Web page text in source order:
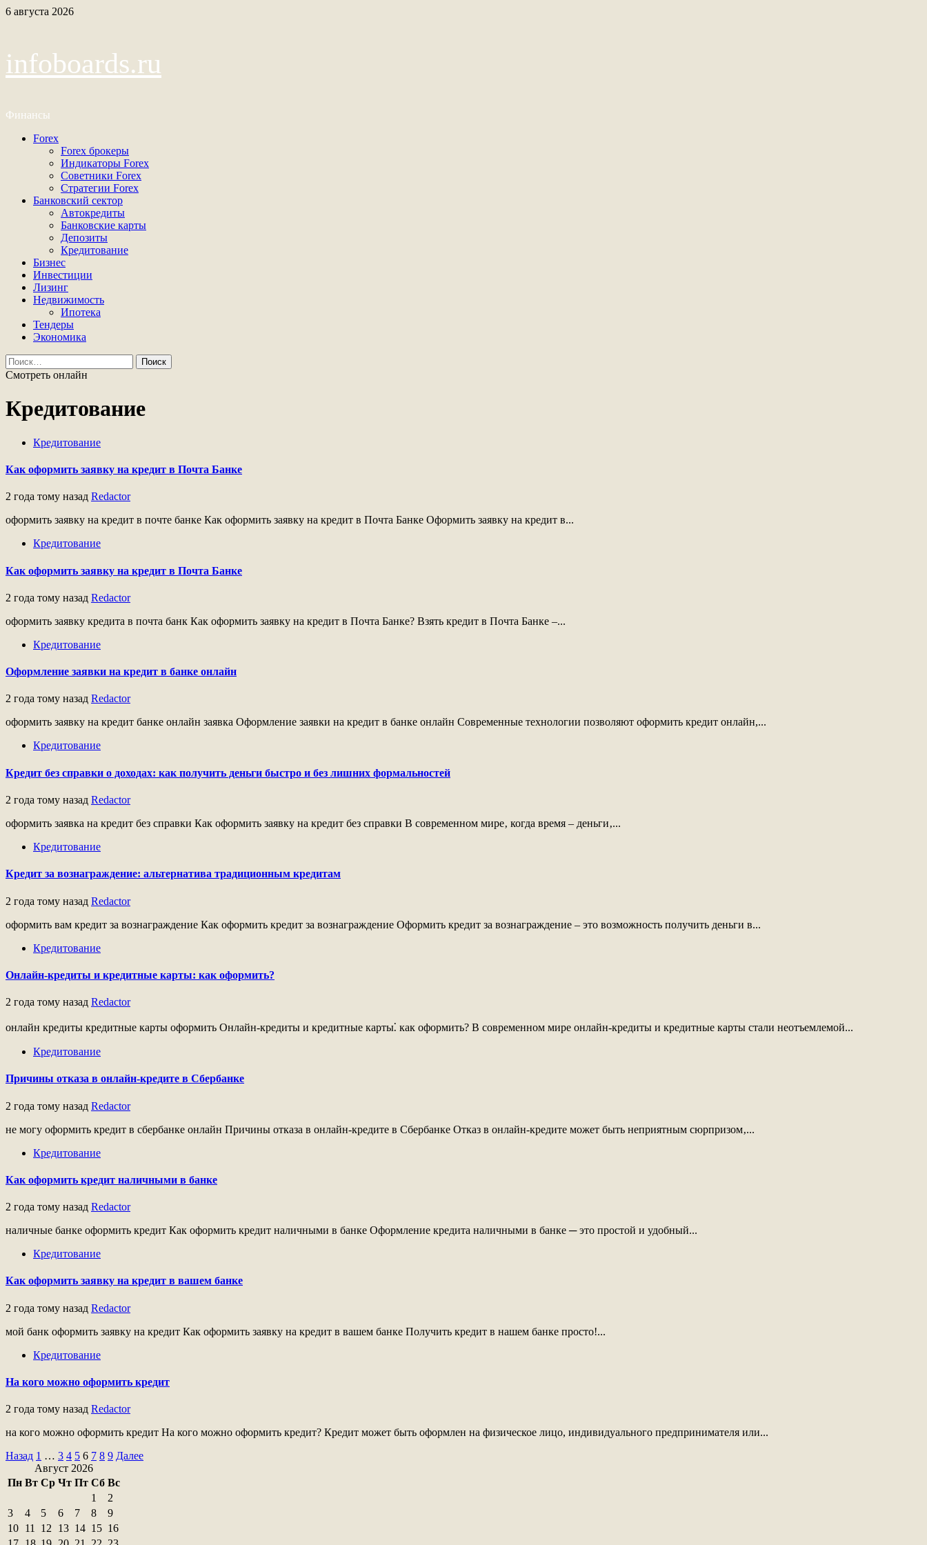
Перейти
6 августа 2026
infoboards.ru
Финансы
Основное
Forex
Forex брокеры
Индикаторы Forex
Советники Forex
Стратегии Forex
Банковский сектор
Автокредиты
Банковские карты
Депозиты
Кредитование
Бизнес
Инвестиции
Лизинг
Недвижимость
Ипотека
Тендеры
Экономика
Найти:
Смотреть онлайн
Кредитование
Кредитование
Как оформить заявку на кредит в Почта Банке
2 года тому назад Redactor
оформить заявку на кредит в почте банке Как оформить заявку на кредит в Почта Банке Оформить заявку на кредит в...
Кредитование
Как оформить заявку на кредит в Почта Банке
2 года тому назад Redactor
оформить заявку кредита в почта банк Как оформить заявку на кредит в Почта Банке? Взять кредит в Почта Банке –...
Кредитование
Оформление заявки на кредит в банке онлайн
2 года тому назад Redactor
оформить заявку на кредит банке онлайн заявка Оформление заявки на кредит в банке онлайн Современные технологии позволяют оформить кредит онлайн,...
Кредитование
Кредит без справки о доходах: как получить деньги быстро и без лишних формальностей
2 года тому назад Redactor
оформить заявка на кредит без справки Как оформить заявку на кредит без справки В современном мире‚ когда время – деньги‚...
Кредитование
Кредит за вознаграждение: альтернатива традиционным кредитам
2 года тому назад Redactor
оформить вам кредит за вознаграждение Как оформить кредит за вознаграждение Оформить кредит за вознаграждение – это возможность получить деньги в...
Кредитование
Онлайн-кредиты и кредитные карты: как оформить?
2 года тому назад Redactor
онлайн кредиты кредитные карты оформить Онлайн-кредиты и кредитные карты⁚ как оформить? В современном мире онлайн-кредиты и кредитные карты стали неотъемлемой...
Кредитование
Причины отказа в онлайн-кредите в Сбербанке
2 года тому назад Redactor
не могу оформить кредит в сбербанке онлайн Причины отказа в онлайн-кредите в Сбербанке Отказ в онлайн-кредите может быть неприятным сюрпризом‚...
Кредитование
Как оформить кредит наличными в банке
2 года тому назад Redactor
наличные банке оформить кредит Как оформить кредит наличными в банке Оформление кредита наличными в банке ─ это простой и удобный...
Кредитование
Как оформить заявку на кредит в вашем банке
2 года тому назад Redactor
мой банк оформить заявку на кредит Как оформить заявку на кредит в вашем банке Получить кредит в нашем банке просто!...
Кредитование
На кого можно оформить кредит
2 года тому назад Redactor
на кого можно оформить кредит На кого можно оформить кредит? Кредит может быть оформлен на физическое лицо, индивидуального предпринимателя или...
Пагинация
записей
Назад 1 … 3 4 5 6 7 8 9 Далее
Август 2026
Пн Вт Ср Чт Пт Сб Вс
1
2
3
4 5 6 7 8
9
10 11 12 13 14 15 16